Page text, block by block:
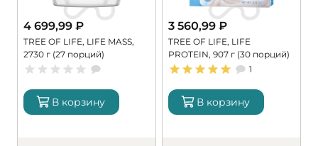
4 699,99 ₽
TREE OF LIFE, LIFE MASS,
2730 г (27 порций)
В корзину
3 560,99 ₽
TREE OF LIFE, LIFE
PROTEIN, 907 г (30 порций)
1
В корзину